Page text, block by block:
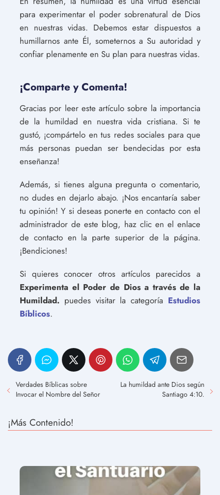
para experimentar el poder sobrenatural de Dios
en nuestras vidas. Debemos estar dispuestos a
humillarnos ante Él, someternos a Su autoridad y
confiar plenamente en Su plan para nuestras vidas.
¡Comparte y Comenta!
Gracias por leer este artículo sobre la importancia
de la humildad en nuestra vida cristiana. Si te
gustó, ¡compártelo en tus redes sociales para que
más personas puedan ser bendecidas por esta
enseñanza!
Además, si tienes alguna pregunta o comentario,
no dudes en dejarlo abajo. ¡Nos encantaría saber
tu opinión! Y si deseas ponerte en contacto con el
administrador de este blog, haz clic en el enlace
de contacto en la parte superior de la página.
¡Bendiciones!
Si quieres conocer otros artículos parecidos a
Experimenta el Poder de Dios a través de la
Humildad. puedes visitar la categoría Estudios
Bíblicos.
Verdades Bíblicas sobre
Invocar el Nombre del Señor
La humildad ante Dios según
Santiago 4:10.
¡Más Contenido!